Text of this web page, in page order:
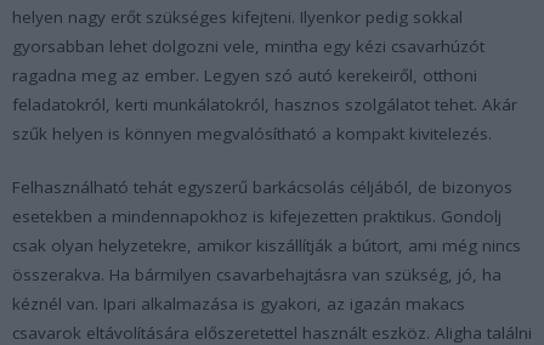
helyen nagy erőt szükséges kifejteni. Ilyenkor pedig sokkal
gyorsabban lehet dolgozni vele, mintha egy kézi csavarhúzót
ragadna meg az ember. Legyen szó autó kerekeiről, otthoni
feladatokról, kerti munkálatokról, hasznos szolgálatot tehet. Akár
szűk helyen is könnyen megvalósítható a kompakt kivitelezés.
Felhasználható tehát egyszerű barkácsolás céljából, de bizonyos
esetekben a mindennapokhoz is kifejezetten praktikus. Gondolj
csak olyan helyzetekre, amikor kiszállítják a bútort, ami még nincs
összerakva. Ha bármilyen csavarbehajtásra van szükség, jó, ha
kéznél van. Ipari alkalmazása is gyakori, az igazán makacs
csavarok eltávolítására előszeretettel használt eszköz. Aligha találni